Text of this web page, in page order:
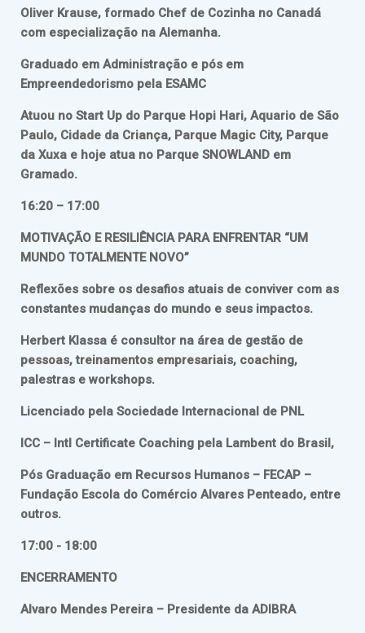
Oliver Krause, formado Chef de Cozinha no Canadá
com especialização na Alemanha.
Graduado em Administração e pós em
Empreendedorismo pela ESAMC
Atuou no Start Up do Parque Hopi Hari, Aquario de São
Paulo, Cidade da Criança, Parque Magic City, Parque
da Xuxa e hoje atua no Parque SNOWLAND em
Gramado.
16:20 – 17:00
MOTIVAÇÃO E RESILIÊNCIA PARA ENFRENTAR “UM
MUNDO TOTALMENTE NOVO”
Reflexões sobre os desafios atuais de conviver com as
constantes mudanças do mundo e seus impactos.
Herbert Klassa é consultor na área de gestão de
pessoas, treinamentos empresariais, coaching,
palestras e workshops.
Licenciado pela Sociedade Internacional de PNL
ICC – Intl Certificate Coaching pela Lambent do Brasil,
Pós Graduação em Recursos Humanos – FECAP –
Fundação Escola do Comércio Alvares Penteado, entre
outros.
17:00 - 18:00
ENCERRAMENTO
Alvaro Mendes Pereira – Presidente da ADIBRA